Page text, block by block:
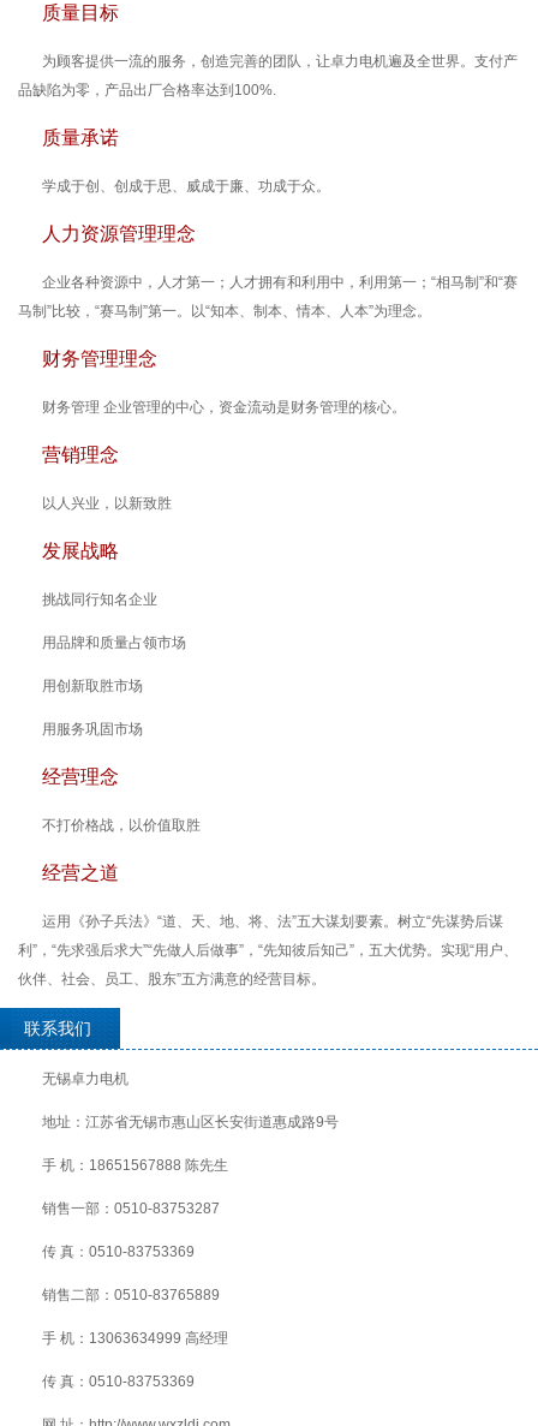
质量目标
为顾客提供一流的服务，创造完善的团队，让卓力电机遍及全世界。支付产
品缺陷为零，产品出厂合格率达到100%.
质量承诺
学成于创、创成于思、威成于廉、功成于众。
人力资源管理理念
企业各种资源中，人才第一；人才拥有和利用中，利用第一；“相马制”和“赛
马制”比较，“赛马制”第一。以“知本、制本、情本、人本”为理念。
财务管理理念
财务管理 企业管理的中心，资金流动是财务管理的核心。
营销理念
以人兴业，以新致胜
发展战略
挑战同行知名企业
用品牌和质量占领市场
用创新取胜市场
用服务巩固市场
经营理念
不打价格战，以价值取胜
经营之道
运用《孙子兵法》“道、天、地、将、法”五大谋划要素。树立“先谋势后谋
利”，“先求强后求大”“先做人后做事”，“先知彼后知己”，五大优势。实现“用户、
伙伴、社会、员工、股东”五方满意的经营目标。
联系我们
无锡卓力电机
地址：江苏省无锡市惠山区长安街道惠成路9号
手 机：18651567888 陈先生
销售一部：0510-83753287
传 真：0510-83753369
销售二部：0510-83765889
手 机：13063634999 高经理
传 真：0510-83753369